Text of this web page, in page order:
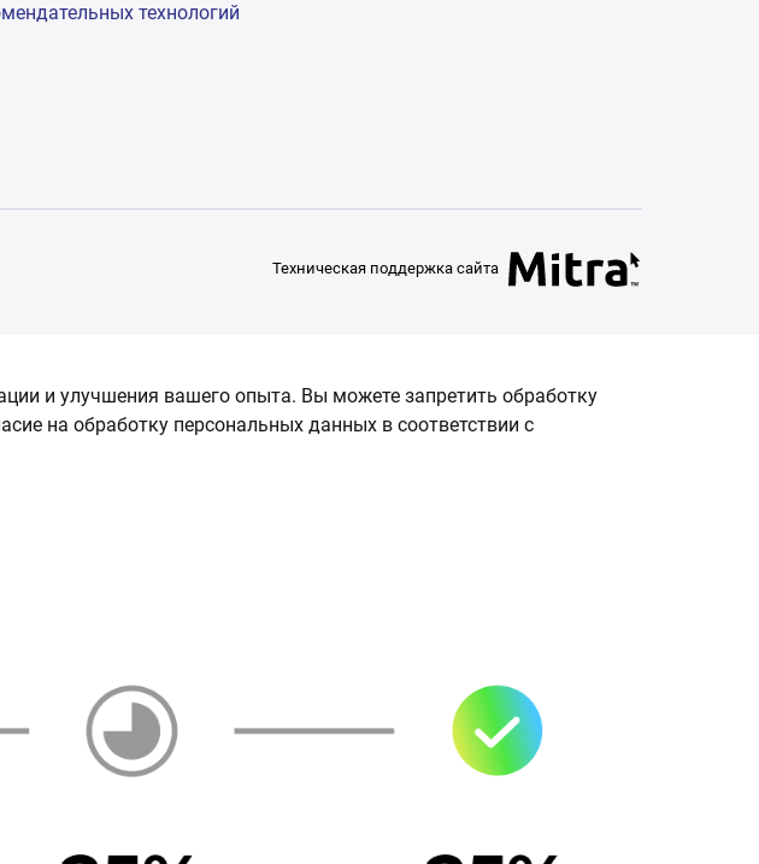
технологий
Техническая поддержка сайта
и улучшения вашего опыта. Вы можете запретить обработку
на обработку персональных данных в соответствии с